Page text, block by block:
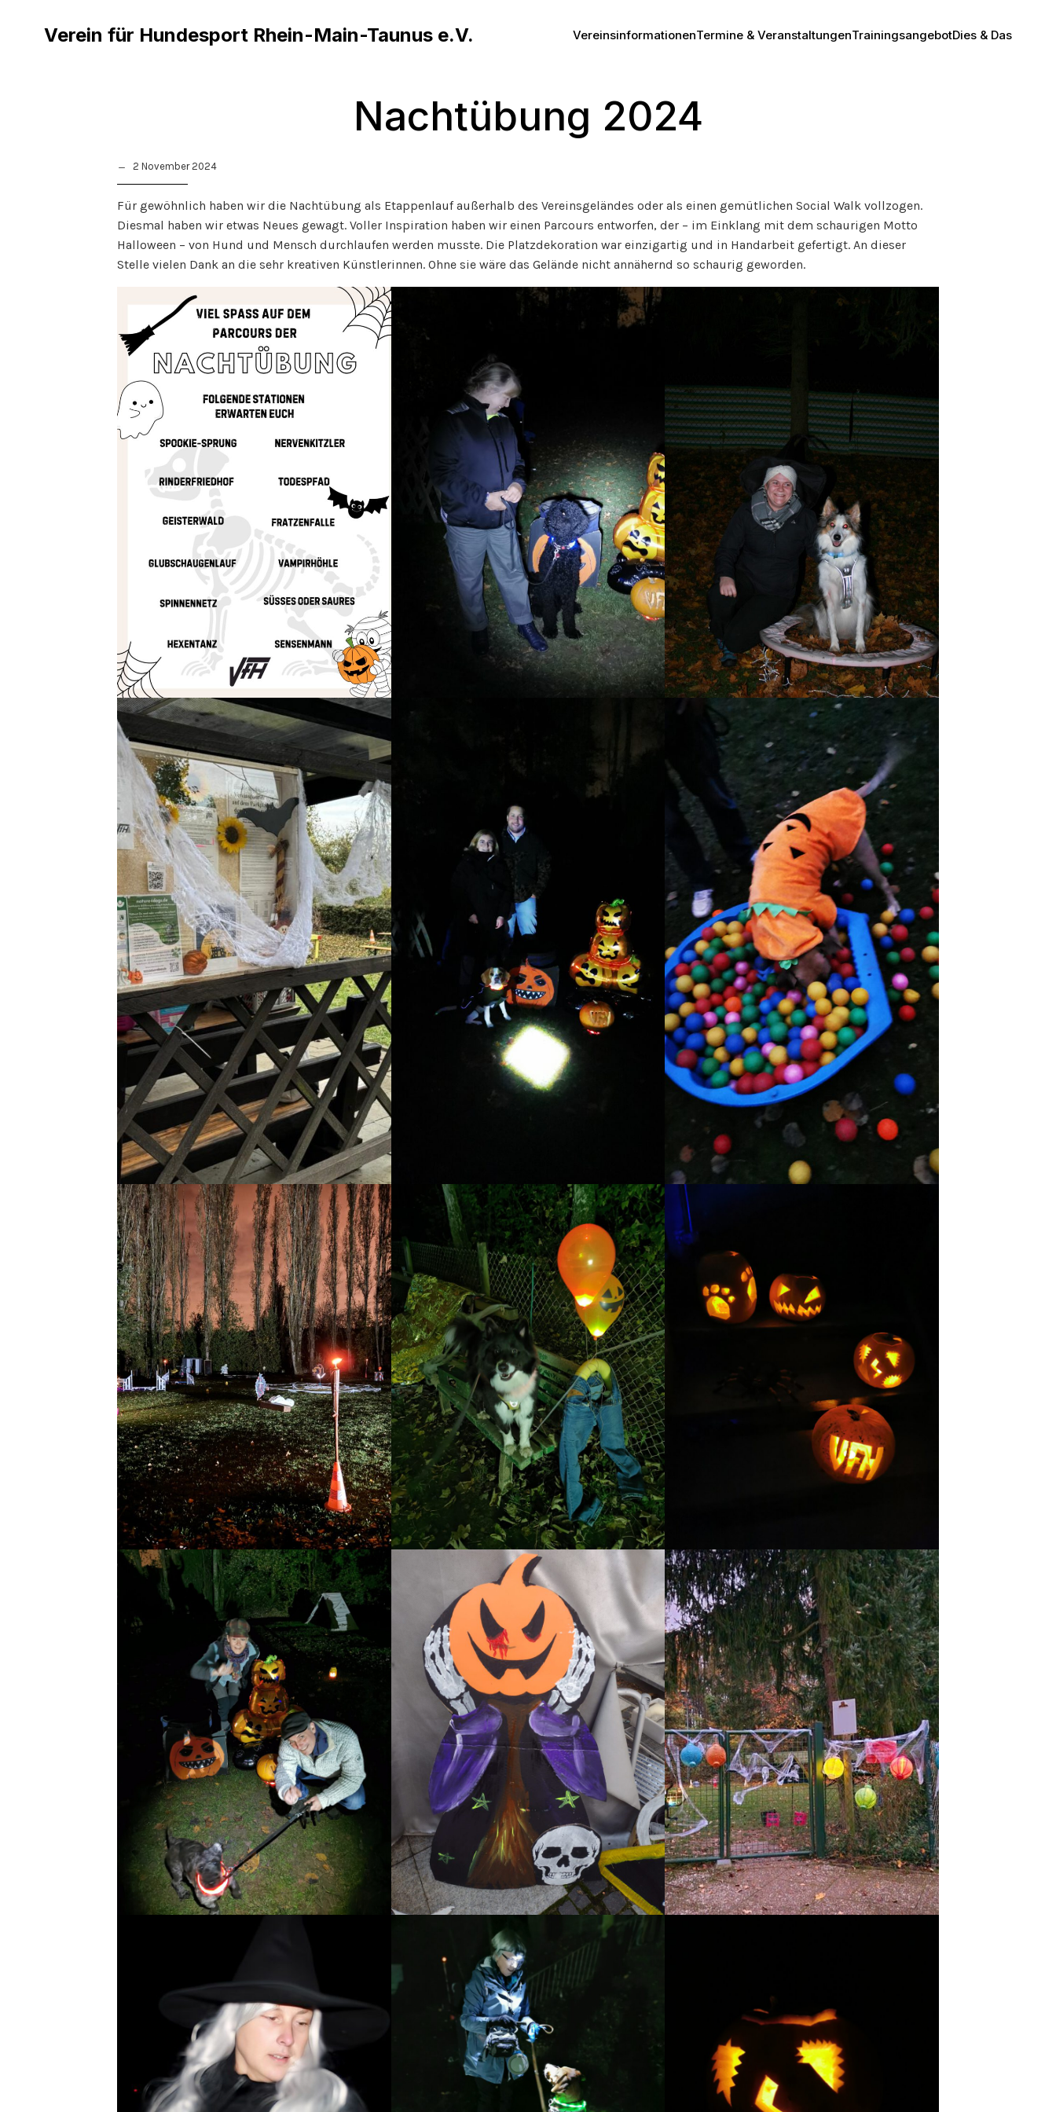
Verein für Hundesport Rhein-Main-Taunus e.V. VereinsinformationenTermine & VeranstaltungenTrainingsangebotDies & Das
Nachtübung 2024
2 November 2024
Für gewöhnlich haben wir die Nachtübung als Etappenlauf außerhalb des Vereinsgeländes oder als einen gemütlichen Social Walk vollzogen.
Diesmal haben wir etwas Neues gewagt. Voller Inspiration haben wir einen Parcours entworfen, der – im Einklang mit dem schaurigen Motto
Halloween – von Hund und Mensch durchlaufen werden musste. Die Platzdekoration war einzigartig und in Handarbeit gefertigt. An dieser
Stelle vielen Dank an die sehr kreativen Künstlerinnen. Ohne sie wäre das Gelände nicht annähernd so schaurig geworden.